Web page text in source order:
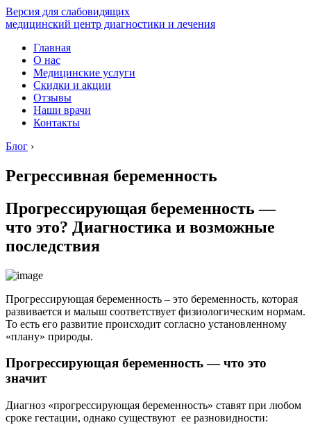
Версия для слабовидящих
медицинский центр диагностики и лечения
Главная
О нас
Медицинские услуги
Скидки и акции
Отзывы
Наши врачи
Контакты
Блог ›
Регрессивная беременность
Прогрессирующая беременность —
что это? Диагностика и возможные
последствия
Прогрессирующая беременность – это беременность, которая
развивается и малыш соответствует физиологическим нормам.
То есть его развитие происходит согласно установленному
«плану» природы.
Прогрессирующая беременность — что это
значит
Диагноз «прогрессирующая беременность» ставят при любом
сроке гестации, однако существуют ее разновидности: